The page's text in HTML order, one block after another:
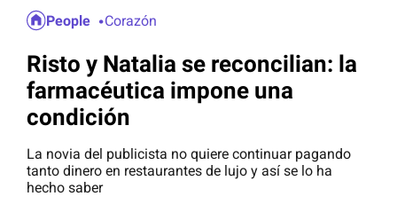
People Corazón
Risto y Natalia se reconcilian: la
farmacéutica impone una
condición
La novia del publicista no quiere continuar pagando
tanto dinero en restaurantes de lujo y así se lo ha
hecho saber